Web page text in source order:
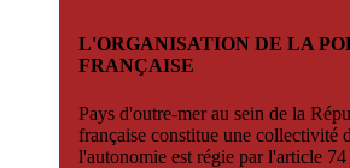
L'ORGANISATION DE LA
FRANÇAISE
Pays d'outre-mer au sein de la
française constitue une collectivité
l'autonomie est régie par l'article